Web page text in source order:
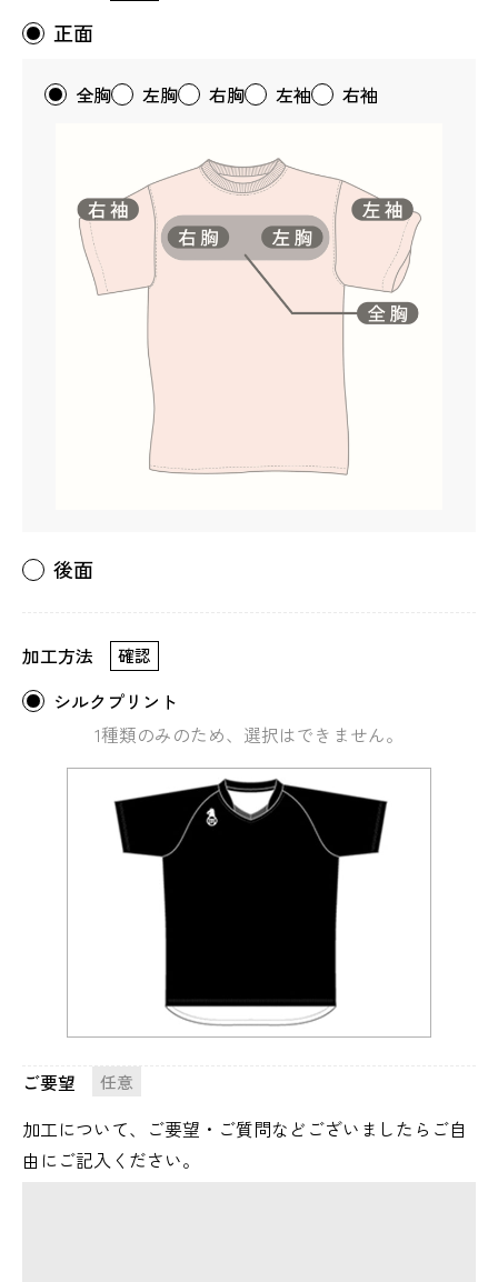
正面
全胸 左胸 右胸 左袖 右袖
後面
加工方法 確認
シルクプリント
1種類のみのため、選択はできません。
ご要望 任意
加工について、ご要望・ご質問などございましたらご自
由にご記入ください。